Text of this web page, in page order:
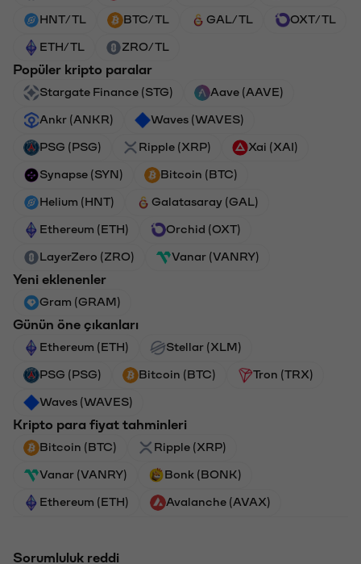
HNT/TL BTC/TL GAL/TL OXT/TL
ETH/TL ZRO/TL
Popüler kripto paralar
Stargate Finance (STG) Aave (AAVE)
Ankr (ANKR) Waves (WAVES)
PSG (PSG) Ripple (XRP) Xai (XAI)
Synapse (SYN) Bitcoin (BTC)
Helium (HNT) Galatasaray (GAL)
Ethereum (ETH) Orchid (OXT)
LayerZero (ZRO) Vanar (VANRY)
Yeni eklenenler
Gram (GRAM)
Günün öne çıkanları
Ethereum (ETH) Stellar (XLM)
PSG (PSG) Bitcoin (BTC) Tron (TRX)
Waves (WAVES)
Kripto para fiyat tahminleri
Bitcoin (BTC) Ripple (XRP)
Vanar (VANRY) Bonk (BONK)
Ethereum (ETH) Avalanche (AVAX)
Sorumluluk reddi